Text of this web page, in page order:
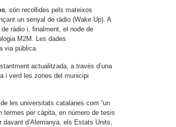
, són recollides pels mateixos
un senyal de ràdio (Wake Up). A
ràdio i, finalment, el node de
M2M. Les dades
via pública.
actualitzada, a través d’una
i verd les zones del municipi
les universitats catalanes com “un
termes per càpita, en número de tesis
d’Alemanya, els Estats Units,